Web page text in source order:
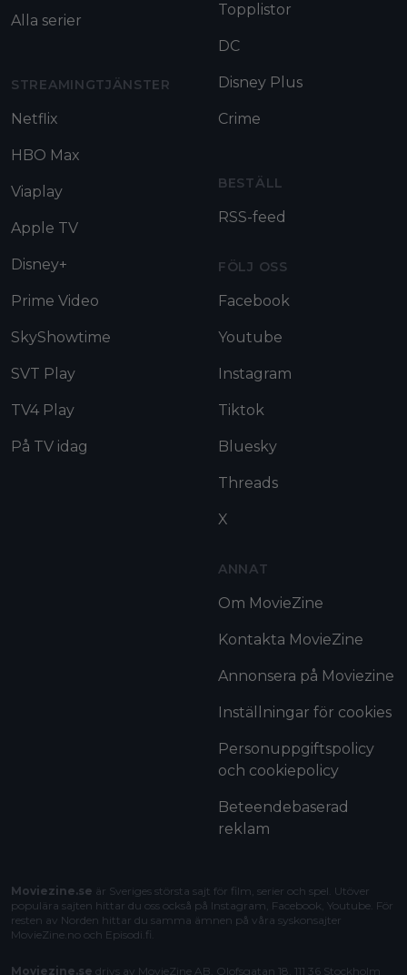
Alla serier
STREAMINGTJÄNSTER
Netflix
HBO Max
Viaplay
Apple TV
Disney+
Prime Video
SkyShowtime
SVT Play
TV4 Play
På TV idag
Topplistor
DC
Disney Plus
Crime
BESTÄLL
RSS-feed
FÖLJ OSS
Facebook
Youtube
Instagram
Tiktok
Bluesky
Threads
X
ANNAT
Om MovieZine
Kontakta MovieZine
Annonsera på Moviezine
Inställningar för cookies
Personuppgiftspolicy
och cookiepolicy
Beteendebaserad
reklam
Moviezine.se är Sveriges största sajt för film, serier och spel. Utöver
populära sajten hittar du oss också på Instagram, Facebook, Youtube. För
resten av Norden hittar du samma ämnen på våra syskonsajter
MovieZine.no och Episodi.fi
Moviezine.se drivs av MovieZine AB, Olofsgatan 18, 111 36 Stockholm